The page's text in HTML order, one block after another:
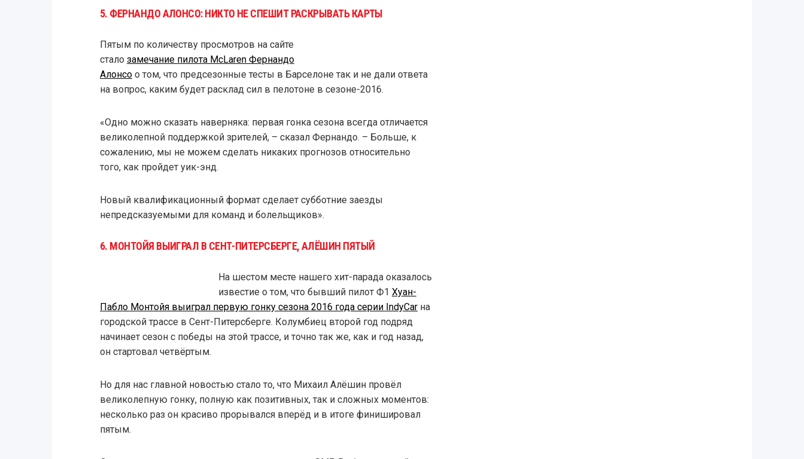
5. ФЕРНАНДО АЛОНСО: НИКТО НЕ СПЕШИТ РАСКРЫВАТЬ КАРТЫ
Пятым по количеству просмотров на сайте
стало замечание пилота McLaren Фернандо
Алонсоо том, что предсезонные тесты в Барселоне так и не дали ответа
на вопрос, каким будет расклад сил в пелотоне в сезоне-2016.
«Одно можно сказать наверняка: первая гонка сезона всегда отличается
великолепной поддержкой зрителей, – сказал Фернандо. – Больше, к
сожалению, мы не можем сделать никаких прогнозов относительно
того, как пройдет уик-энд.
Новый квалификационный формат сделает субботние заезды
непредсказуемыми для команд и болельщиков».
6. МОНТОЙЯ ВЫИГРАЛ В СЕНТ-ПИТЕРСБЕРГЕ, АЛЁШИН ПЯТЫЙ
На шестом месте нашего хит-парада оказалось
известие о том, что бывший пилот Ф1 Хуан-
Пабло Монтойя выиграл первую гонку сезона 2016 года серии IndyCarна
городской трассе в Сент-Питерсберге. Колумбиец второй год подряд
начинает сезон с победы на этой трассе, и точно так же, как и год назад,
он стартовал четвёртым.
Но для нас главной новостью стало то, что Михаил Алёшин провёл
великолепную гонку, полную как позитивных, так и сложных моментов:
несколько раз он красиво прорывался вперёд и в итоге финишировал
пятым.